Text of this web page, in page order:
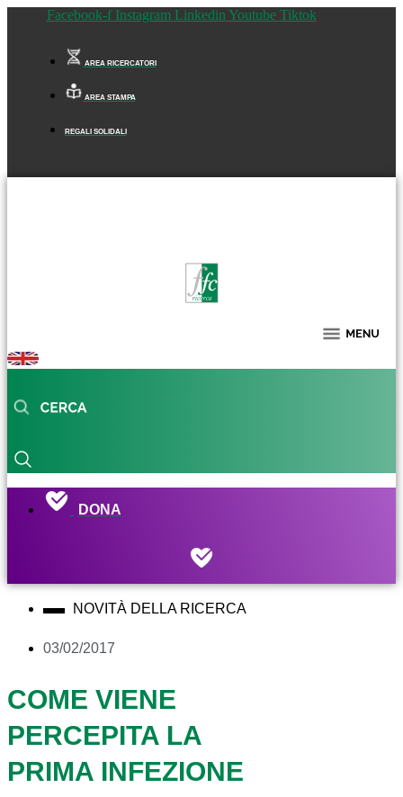
Facebook-f Instagram Linkedin Youtube Tiktok
AREA RICERCATORI
AREA STAMPA
REGALI SOLIDALI
DONA
NOVITÀ DELLA RICERCA
03/02/2017
COME VIENE
PERCEPITA LA
PRIMA INFEZIONE